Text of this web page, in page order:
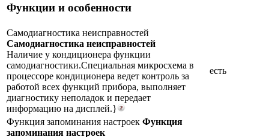
Функции и особенности
Самодиагностика неисправностей
Самодиагностика неисправностей
Наличие у кондиционера функции
самодиагностики.Специальная микросхема в
процессоре кондиционера ведет контроль за
работой всех функций прибора, выполняет
диагностику неполадок и передает
информацию на дисплей.}
есть
Функция запоминания настроек Функция
запоминания настроек